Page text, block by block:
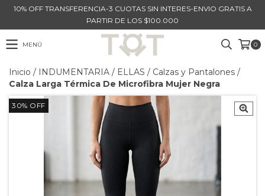
10% OFF TRANSFERENCIA-3 CUOTAS SIN INTERES-ENVIO GRATIS A
PARTIR DE LOS $100.000
MENÚ 0
Inicio / INDUMENTARIA / ELLAS / Calzas y Pantalones /
Calza Larga Térmica De Microfibra Mujer Negra
30% OFF